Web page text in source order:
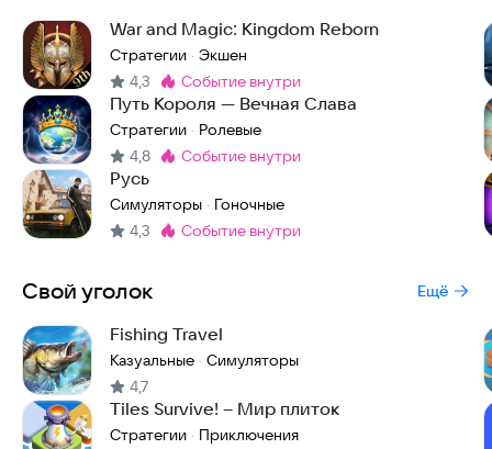
War and Magic: Kingdom Reborn
Стратегии · Экшен
4,3
Метка:
событие внутри
Путь Короля — Вечная Слава
Стратегии · Ролевые
4,8 Метка:
событие внутри
Русь
Симуляторы · Гоночные
4,3
Метка:
событие внутри
Свой уголок Ещё
Fishing Travel
Казуальные · Симуляторы
4,7
Tiles Survive! – Мир плиток
Стратегии · Приключения